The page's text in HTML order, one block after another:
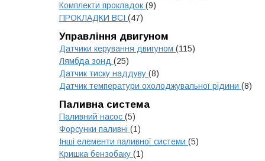
Комплекти прокладок (9)
ПРОКЛАДКИ ВСІ (47)
Управління двигуном
Датчики керування двигуном (115)
Лямбда зонд (25)
Датчик тиску наддуву (8)
Датчик температури охолоджувальної рідини (8)
Паливна система
Паливний насос (5)
Форсунки паливні (1)
Інші елементи паливної системи (5)
Кришка бензобаку (1)